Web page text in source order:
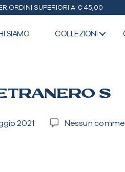
ORDINI SUPERIORI A € 45,00
SIAMO COLLEZIONI
S
2021 Nessun